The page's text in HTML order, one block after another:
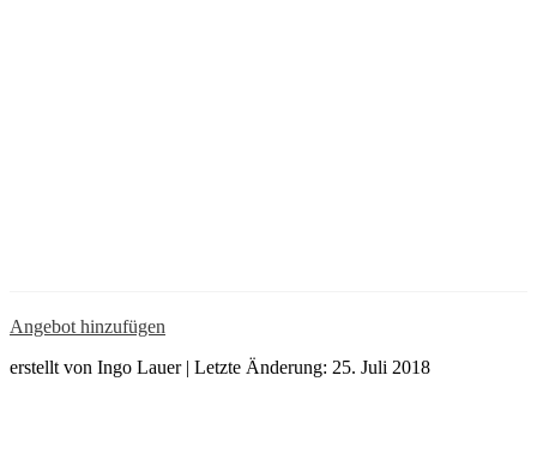
Angebot hinzufügen
erstellt von Ingo Lauer | Letzte Änderung: 25. Juli 2018